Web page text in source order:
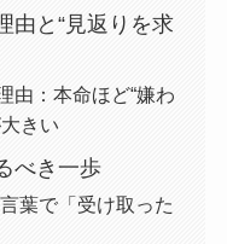
由と“見返りを求
由：本命ほど“嫌わ
きい
べき一歩
葉で「受け取った